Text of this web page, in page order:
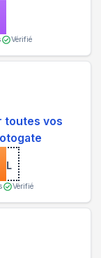
Vérifié
toutes vos
Vérifié